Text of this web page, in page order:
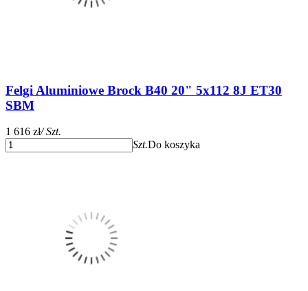
Felgi Aluminiowe Brock B40 20" 5x112 8J ET30
SBM
1 616 zł/ Szt.
Szt.Do koszyka